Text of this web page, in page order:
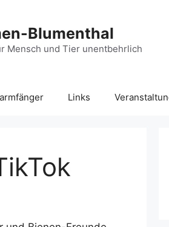
Blumenthal
Mensch und Tier unentbehrlich
Links